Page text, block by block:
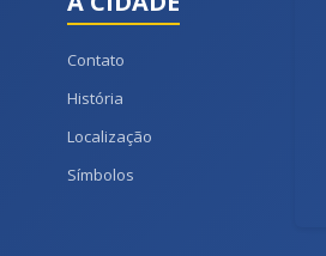
Contato
História
Localização
Símbolos